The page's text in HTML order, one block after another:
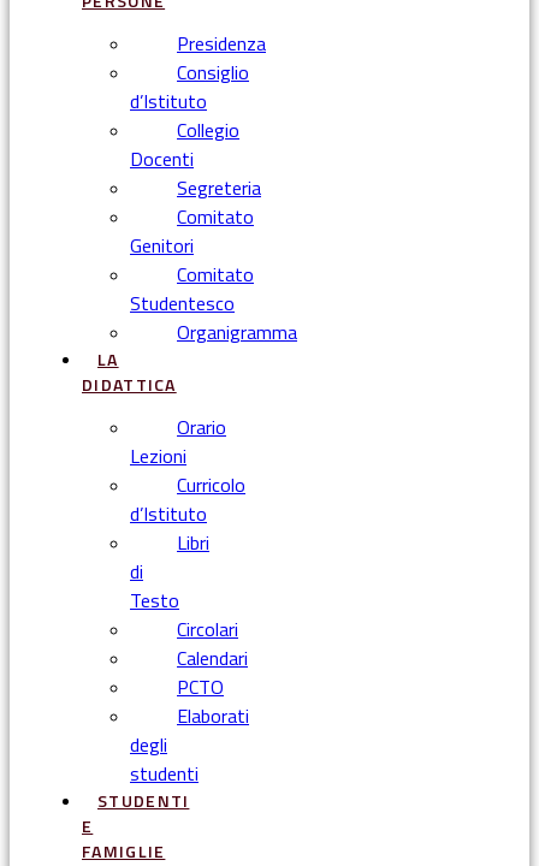
Presidenza
Consiglio
d’Istituto
Collegio
Docenti
Segreteria
Comitato
Genitori
Comitato
Studentesco
Organigramma
LA
DIDATTICA
Orario
Lezioni
Curricolo
d’Istituto
Libri
di
Testo
Circolari
Calendari
PCTO
Elaborati
degli
studenti
STUDENTI
E
FAMIGLIE